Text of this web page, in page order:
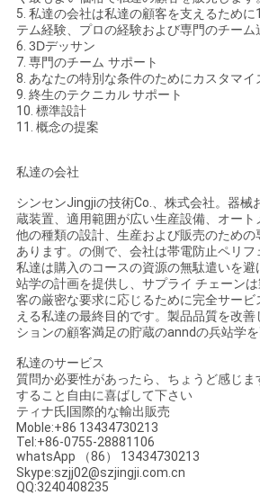
5. 私達の会社は私達の顧客を支えるために
テム経験、プロの経験および専門のチーム
6. 3Dデッサン
7. 専門のチーム サポート
8. あなたの特別な条件のためにカスタマイ
9. 終生のテクニカル サポート
10. 標準設計
11. 概念の提案
私達の会社
シンセンJingjiの技術Co.、株式会社。器械
蔵装置、適用範囲が広い生産設備、オー
他の種類の設計、生産および販売のため
あります。の側で、会社は帯電防止ペリフ
私達は購入のコースの資源の無駄遣いを
站学の計画を提供し、サプライ チェーン
客の厳密な要求に応じるために完全サー
える私達の最終目的です。製品品質を改
ションの顧客満足の貯蔵のanndの兵站学を
私達のサービス
質問か必要性があったら、ちょうど感じ
すること自由に喜ばして下さい
ティナ氏|国際的な輸出販売
Moble:+86 13434730213
Tel:+86-0755-28881106
whatsApp （86） 13434730213
Skype:szjj02@szjingji.com.cn
QQ:3240408235